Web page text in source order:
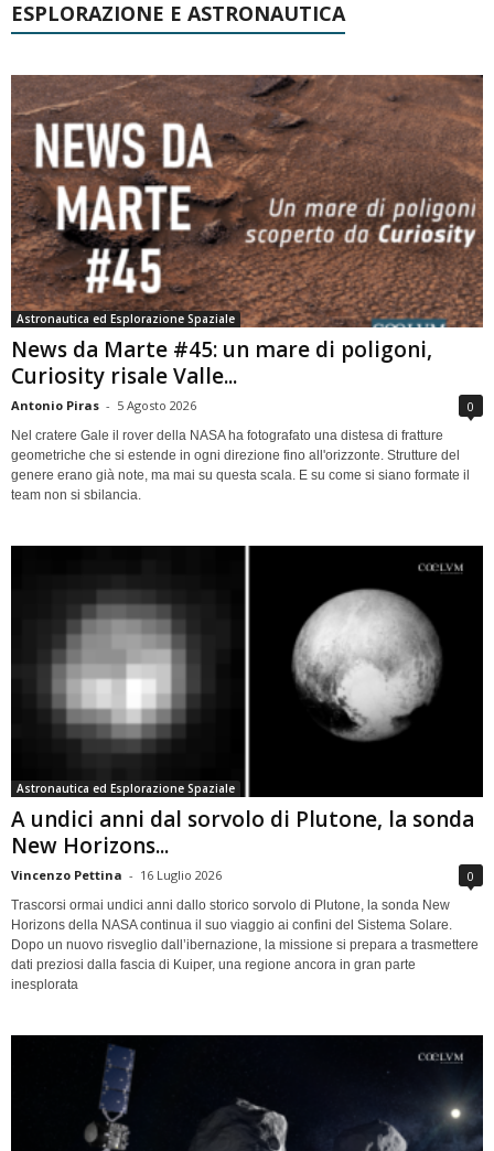
ESPLORAZIONE E ASTRONAUTICA
Astronautica ed Esplorazione Spaziale
News da Marte #45: un mare di poligoni,
Curiosity risale Valle...
Antonio Piras - 5 Agosto 2026 0
Nel cratere Gale il rover della NASA ha fotografato una distesa di fratture
geometriche che si estende in ogni direzione fino all'orizzonte. Strutture del
genere erano già note, ma mai su questa scala. E su come si siano formate il
team non si sbilancia.
Astronautica ed Esplorazione Spaziale
A undici anni dal sorvolo di Plutone, la sonda
New Horizons...
Vincenzo Pettina - 16 Luglio 2026 0
Trascorsi ormai undici anni dallo storico sorvolo di Plutone, la sonda New
Horizons della NASA continua il suo viaggio ai confini del Sistema Solare.
Dopo un nuovo risveglio dall’ibernazione, la missione si prepara a trasmettere
dati preziosi dalla fascia di Kuiper, una regione ancora in gran parte
inesplorata